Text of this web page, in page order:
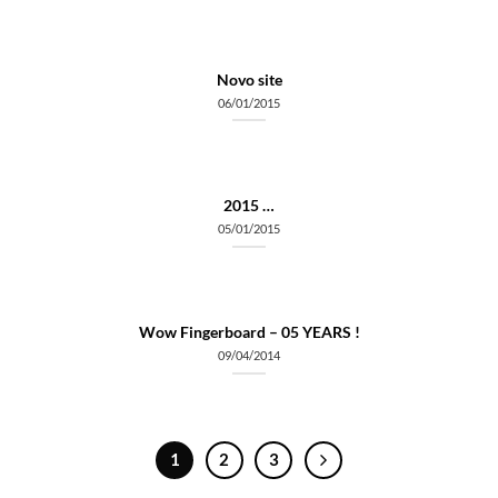
Novo site
06/01/2015
2015 …
05/01/2015
Wow Fingerboard – 05 YEARS !
09/04/2014
1 2 3